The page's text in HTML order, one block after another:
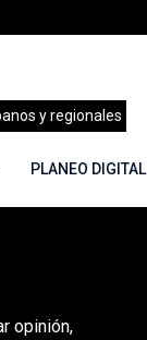
y regionales
PLANEO DIGITAL
opinión,